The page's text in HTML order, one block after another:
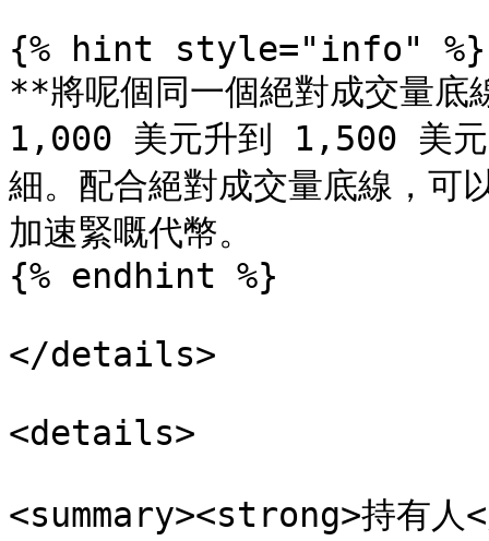
{% hint style="info" %}
**將呢個同一個絕對成交量
1,000 美元升到 1,500 美元
細。配合絕對成交量底線，
加速緊嘅代幣。
{% endhint %}
</details>
<details>
<summary><strong>持有